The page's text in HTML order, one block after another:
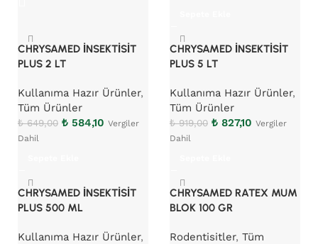
CHRYSAMED İNSEKTİSİT
PLUS 2 LT
Kullanıma Hazır Ürünler,
Tüm Ürünler
₺649,00 ₺ 584,10 Vergiler
Dahil
CHRYSAMED İNSEKTİSİT
PLUS 5 LT
Kullanıma Hazır Ürünler,
Tüm Ürünler
₺919,00 ₺ 827,10 Vergiler
Dahil
CHRYSAMED İNSEKTİSİT
PLUS 500 ML
Kullanıma Hazır Ürünler,
CHRYSAMED RATEX MUM
BLOK 100 GR
Rodentisitler, Tüm